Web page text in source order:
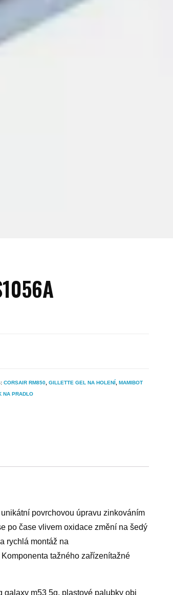
CORSAIR RM850, GILLETTE GEL NA HOLENÍ, MAMIBOT
NA PRADLO
povrchovou úpravu zinkováním
po čase vlivem oxidace změní na šedý
rychlá montáž na
tažného zařízenítažné
galaxy m53 5g, plastové palubky obi